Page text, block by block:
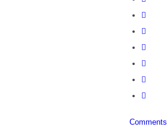
Comments